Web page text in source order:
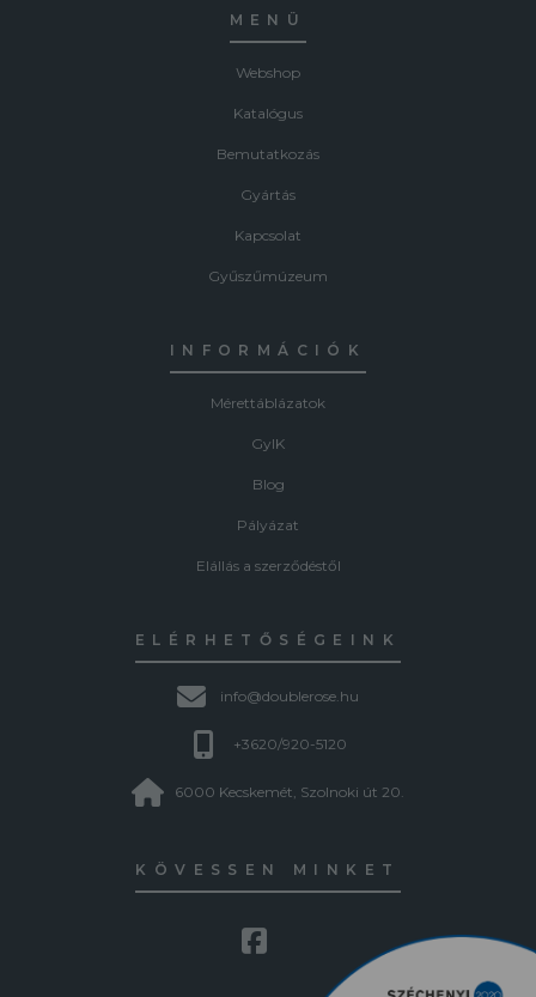
MENÜ
Webshop
Katalógus
Bemutatkozás
Gyártás
Kapcsolat
Gyűszűmúzeum
INFORMÁCIÓK
Mérettáblázatok
GyIK
Blog
Pályázat
Elállás a szerződéstől
ELÉRHETŐSÉGEINK
info@doublerose.hu
+3620/920-5120
6000 Kecskemét, Szolnoki út 20.
KÖVESSEN MINKET